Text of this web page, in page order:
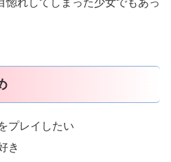
惚れしてしまった少女でもあっ
プレイしたい
き